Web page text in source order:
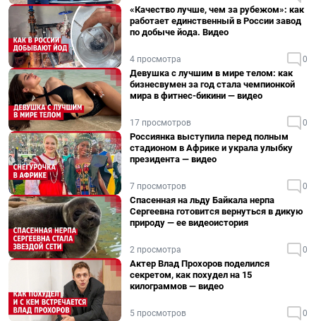
«Качество лучше, чем за рубежом»: как
работает единственный в России завод
по добыче йода. Видео
4 просмотра 0
Девушка с лучшим в мире телом: как
бизнесвумен за год стала чемпионкой
мира в фитнес-бикини — видео
17 просмотров 0
Россиянка выступила перед полным
стадионом в Африке и украла улыбку
президента — видео
7 просмотров 0
Спасенная на льду Байкала нерпа
Сергеевна готовится вернуться в дикую
природу — ее видеоистория
2 просмотра 0
Актер Влад Прохоров поделился
секретом, как похудел на 15
килограммов — видео
5 просмотров 0